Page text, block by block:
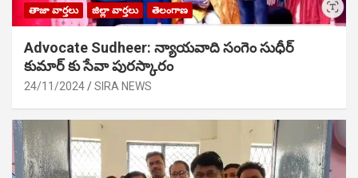
తాజా వార్తలు జిల్లా వార్తలు తెలంగాణ
Advocate Sudheer: న్యాయవాది సంగెం సుధీర్
కుమార్ కు సేవా పురస్కారం
24/11/2024 SIRA NEWS